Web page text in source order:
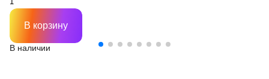
В наличии
В корзину